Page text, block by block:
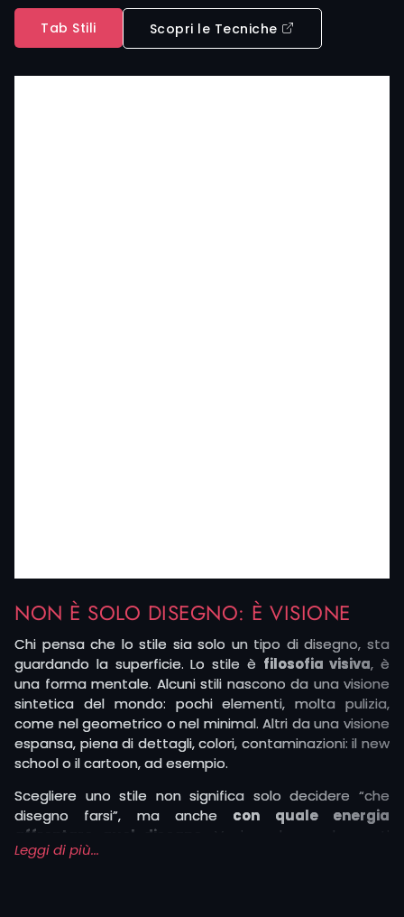
Tab Stili Scopri le Tecniche
NON È SOLO DISEGNO: È VISIONE
Chi pensa che lo stile sia solo un tipo di disegno, sta
guardando la superficie. Lo stile è filosofia visiva, è
una forma mentale. Alcuni stili nascono da una visione
sintetica del mondo: pochi elementi, molta pulizia,
come nel geometrico o nel minimal. Altri da una visione
espansa, piena di dettagli, colori, contaminazioni: il new
school o il cartoon, ad esempio.
Scegliere uno stile non significa solo decidere “che
disegno farsi”, ma anche con quale energia
affrontare quel disegno
. Vuoi qualcosa che resti
discreto, sobrio, che sembri uscito da una stampa
Leggi di più...